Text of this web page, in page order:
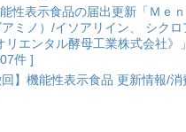
性表示食品の届出更新「Ｍｅ
ミノ）/イソアリイン、 シクロ
リエンタル酵母工業株式会社》
件 ]
】機能性表示食品 更新情報/